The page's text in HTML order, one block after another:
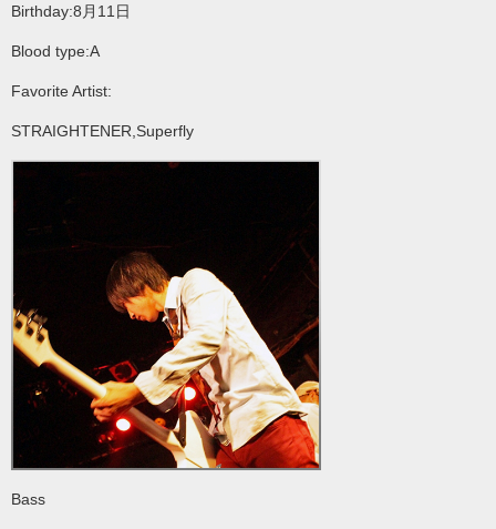
Birthday:8月11日
Blood type:A
Favorite Artist:
STRAIGHTENER,Superfly
Bass